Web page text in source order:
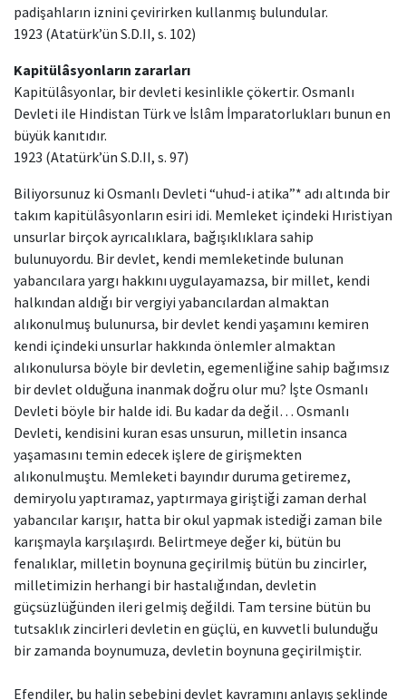
padişahların iznini çevirirken kullanmış bulundular.
1923 (Atatürk’ün S.D.II, s. 102)
Kapitülâsyonların zararları
Kapitülâsyonlar, bir devleti kesinlikle çökertir. Osmanlı
Devleti ile Hindistan Türk ve İslâm İmparatorlukları bunun en
büyük kanıtıdır.
1923 (Atatürk’ün S.D.II, s. 97)
Biliyorsunuz ki Osmanlı Devleti “uhud-i atika”* adı altında bir
takım kapitülâsyonların esiri idi. Memleket içindeki Hıristiyan
unsurlar birçok ayrıcalıklara, bağışıklıklara sahip
bulunuyordu. Bir devlet, kendi memleketinde bulunan
yabancılara yargı hakkını uygulayamazsa, bir millet, kendi
halkından aldığı bir vergiyi yabancılardan almaktan
alıkonulmuş bulunursa, bir devlet kendi yaşamını kemiren
kendi içindeki unsurlar hakkında önlemler almaktan
alıkonulursa böyle bir devletin, egemenliğine sahip bağımsız
bir devlet olduğuna inanmak doğru olur mu? İşte Osmanlı
Devleti böyle bir halde idi. Bu kadar da değil… Osmanlı
Devleti, kendisini kuran esas unsurun, milletin insanca
yaşamasını temin edecek işlere de girişmekten
alıkonulmuştu. Memleketi bayındır duruma getiremez,
demiryolu yaptıramaz, yaptırmaya giriştiği zaman derhal
yabancılar karışır, hatta bir okul yapmak istediği zaman bile
karışmayla karşılaşırdı. Belirtmeye değer ki, bütün bu
fenalıklar, milletin boynuna geçirilmiş bütün bu zincirler,
milletimizin herhangi bir hastalığından, devletin
güçsüzlüğünden ileri gelmiş değildi. Tam tersine bütün bu
tutsaklık zincirleri devletin en güçlü, en kuvvetli bulunduğu
bir zamanda boynumuza, devletin boynuna geçirilmiştir.
Efendiler, bu halin sebebini devlet kavramını anlayış şeklinde